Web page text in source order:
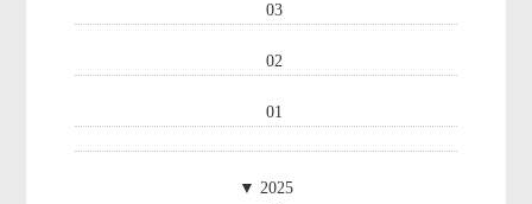
03
02
01
▼ 2025